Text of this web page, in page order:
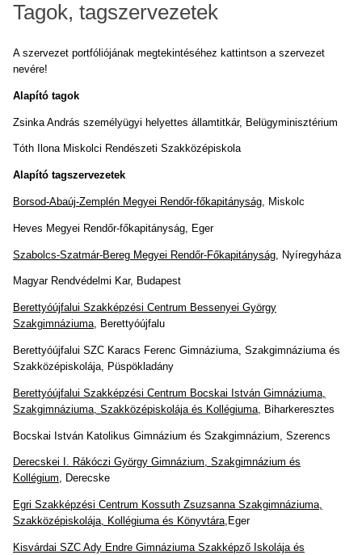
Tagok, tagszervezetek
A szervezet portfóliójának megtekintéséhez kattintson a szervezet
nevére!
Alapító tagok
Zsinka András személyügyi helyettes államtitkár, Belügyminisztérium
Tóth Ilona Miskolci Rendészeti Szakközépiskola
Alapító tagszervezetek
Borsod-Abaúj-Zemplén Megyei Rendőr-főkapitányság, Miskolc
Heves Megyei Rendőr-főkapitányság, Eger
Szabolcs-Szatmár-Bereg Megyei Rendőr-Főkapitányság, Nyíregyháza
Magyar Rendvédelmi Kar, Budapest
Berettyóújfalui Szakképzési Centrum Bessenyei György
Szakgimnáziuma, Berettyóújfalu
Berettyóújfalui SZC Karacs Ferenc Gimnáziuma, Szakgimnáziuma és
Szakközépiskolája, Püspökladány
Berettyóújfalui Szakképzési Centrum Bocskai István Gimnáziuma,
Szakgimnáziuma, Szakközépiskolája és Kollégiuma, Biharkeresztes
Bocskai István Katolikus Gimnázium és Szakgimnázium, Szerencs
Derecskei I. Rákóczi György Gimnázium, Szakgimnázium és
Kollégium, Derecske
Egri Szakképzési Centrum Kossuth Zsuzsanna Szakgimnáziuma,
Szakközépiskolája, Kollégiuma és Könyvtára,Eger
Kisvárdai SZC Ady Endre Gimnáziuma Szakképző Iskolája és